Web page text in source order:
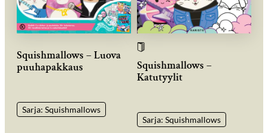
Squishmallows – Luova
puuhapakkaus
Sarja: Squishmallows
Squishmallows –
Katutyylit
Sarja: Squishmallows